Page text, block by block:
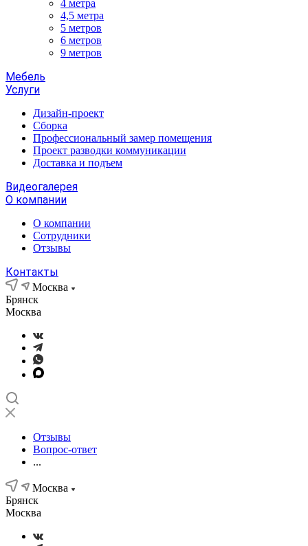
4 метра
4,5 метра
5 метров
6 метров
9 метров
Мебель
Услуги
Дизайн-проект
Сборка
Профессиональный замер помещения
Проект разводки коммуникации
Доставка и подъем
Видеогалерея
О компании
О компании
Сотрудники
Отзывы
Контакты
Москва
Брянск
Москва
Отзывы
Вопрос-ответ
...
Москва
Брянск
Москва